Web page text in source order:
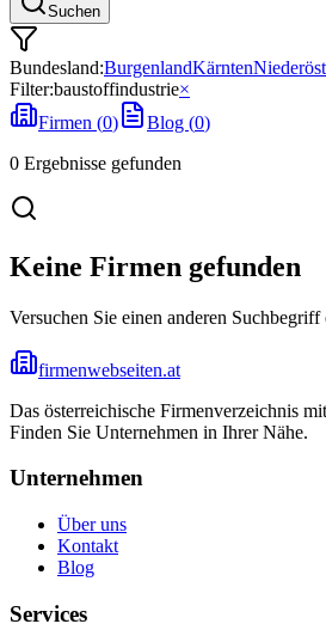
Suchen
Bundesland:BurgenlandKärnten
Filter:baustoffindustrie×
Firmen (0) Blog (0)
0 Ergebnisse gefunden
Keine Firmen gefunden
Versuchen Sie einen anderen
firmenwebseiten.at
Das österreichische Firmenverzeichnis
Finden Sie Unternehmen in Ihrer Nähe.
Unternehmen
Über uns
Kontakt
Blog
Services